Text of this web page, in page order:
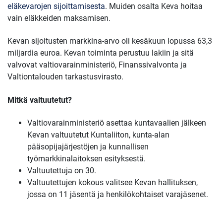
eläkevarojen sijoittamisesta. Muiden osalta Keva hoitaa
vain eläkkeiden maksamisen.
Kevan sijoitusten markkina-arvo oli kesäkuun lopussa 63,3
miljardia euroa. Kevan toiminta perustuu lakiin ja sitä
valvovat valtiovarainministeriö, Finanssivalvonta ja
Valtiontalouden tarkastusvirasto.
Mitkä valtuutetut?
Valtiovarainministeriö asettaa kuntavaalien jälkeen
Kevan valtuutetut Kuntaliiton, kunta-alan
pääsopijajärjestöjen ja kunnallisen
työmarkkinalaitoksen esityksestä.
Valtuutettuja on 30.
Valtuutettujen kokous valitsee Kevan hallituksen,
jossa on 11 jäsentä ja henkilökohtaiset varajäsenet.